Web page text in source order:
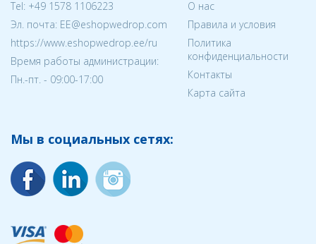
Tel: +49 1578 1106223
Эл. почта: EE@eshopwedrop.com
https://www.eshopwedrop.ee/ru
Время работы администрации:
Пн.-пт. - 09:00-17:00
О нас
Правила и условия
Политика
конфиденциальности
Контакты
Карта сайта
Мы в социальных сетях: